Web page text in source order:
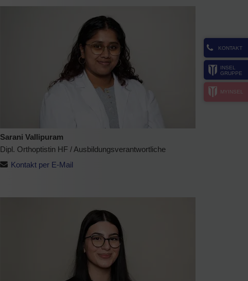
KONTAKT
INSEL
GRUPPE
MYINSEL
Sarani Vallipuram
Dipl. Orthoptistin HF / Ausbildungsverantwortliche
Kontakt per E-Mail